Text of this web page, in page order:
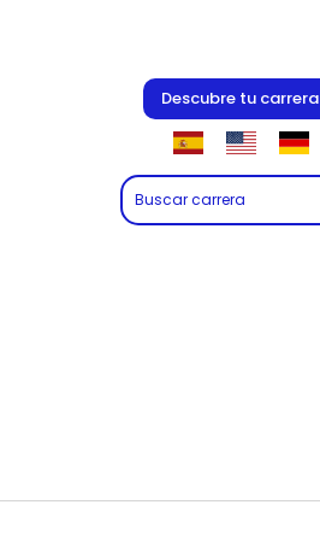
Descubre tu carrera